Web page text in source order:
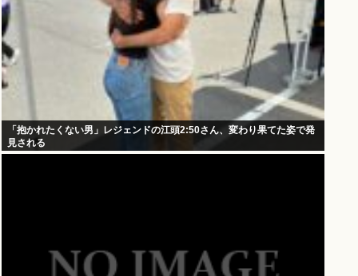
「抱かれたくない男」レジェンドの江頭2:50さん、変わり果てた姿で発
見される